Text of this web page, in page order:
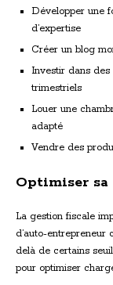
Développer une
d’expertise
Créer un blog
Investir dans
trimestriels
Louer une
adapté
Vendre des
Optimiser
La gestion fiscale
d’auto-
delà de certains
pour optimiser